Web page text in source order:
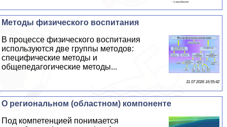
Методы физического воспитания
В процессе физического воспитания
используются две группы методов:
специфические методы и
общепедагогические методы...
31 07 2026 16:55:42
О региональном (областном) компоненте
Под компетенцией понимается